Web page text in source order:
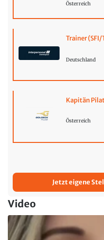
Österreich
Trainer
Deutschland
Kapitän
Österreich
Jetzt eigene
Video